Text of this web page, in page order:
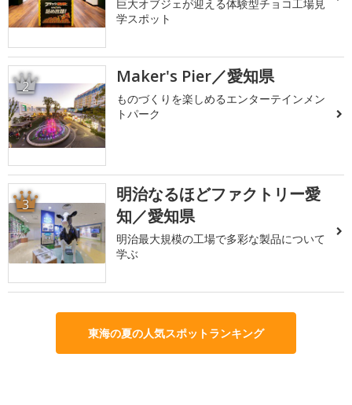
巨大オブジェが迎える体験型チョコ工場見
学スポット
2 Maker's Pier／愛知県
ものづくりを楽しめるエンターテインメン
トパーク
3
明治なるほどファクトリー愛
知／愛知県
明治最大規模の工場で多彩な製品について
学ぶ
東海の夏の人気スポットランキング